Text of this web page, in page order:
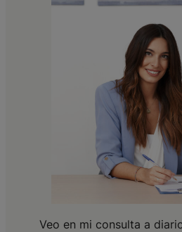
Veo en mi consulta a